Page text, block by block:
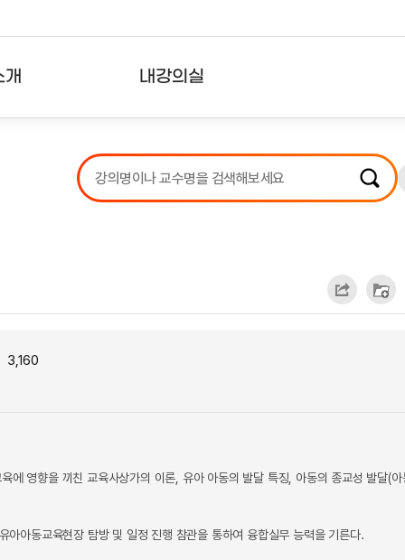
내강의실
강의리스트
수강확인증강의
3,160
에 영향을 끼친 교육사상가의 이론, 유아 아동의 발달 특징, 아동의 종교성 발달(아
아동교육현장 탐방 및 일정 진행 참관을 통하여 융합실무 능력을 기른다.